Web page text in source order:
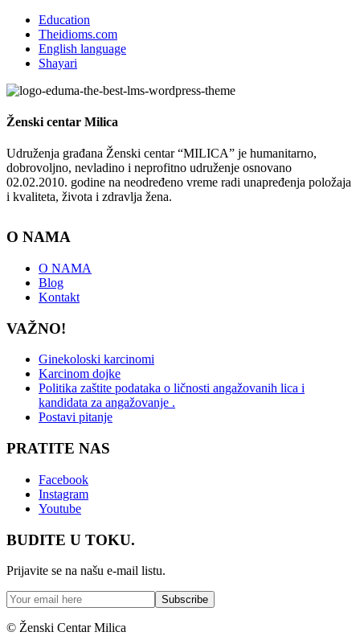
Education
Theidioms.com
English language
Shayari
Ženski centar Milica
Udruženja građana Ženski centar “MILICA” je humanitarno,
dobrovoljno, nevladino i neprofitno udruženje osnovano
02.02.2010. godine na neodređeno vreme radi unapređenja položaja
i kvaliteta, života i zdravlja žena.
O NAMA
O NAMA
Blog
Kontakt
VAŽNO!
Ginekoloski karcinomi
Karcinom dojke
Politika zaštite podataka o ličnosti angažovanih lica i
kandidata za angažovanje .
Postavi pitanje
PRATITE NAS
Facebook
Instagram
Youtube
BUDITE U TOKU.
Prijavite se na našu e-mail listu.
© Ženski Centar Milica